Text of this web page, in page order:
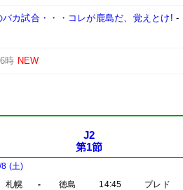
カ試合・・・コレが鹿島だ、覚えとけ! -
6時 NEW
J2
第1節
8 (土)
札幌
- 徳島 14:45
プレド